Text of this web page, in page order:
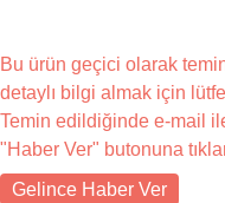
Bu ürün geçici olarak
detaylı bilgi almak için
Temin edildiğinde e-mail
"Haber Ver" butonuna
Gelince Haber Ver